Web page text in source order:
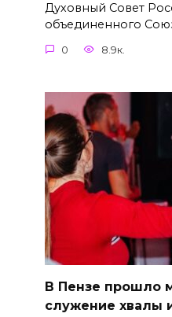
Духовный Совет
объединенного
0 8.9к.
В Пензе прошло
служение хвалы